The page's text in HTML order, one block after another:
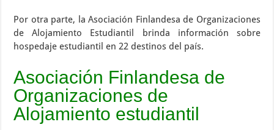
Por otra parte, la Asociación Finlandesa de Organizaciones
de Alojamiento Estudiantil brinda información sobre
hospedaje estudiantil en 22 destinos del país.
Asociación Finlandesa de
Organizaciones de
Alojamiento estudiantil